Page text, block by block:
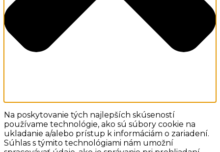
Na poskytovanie tých najlepších skúseností
používame technológie, ako sú súbory cookie na
ukladanie a/alebo prístup k informáciám o zariadení.
Súhlas s týmito technológiami nám umožní